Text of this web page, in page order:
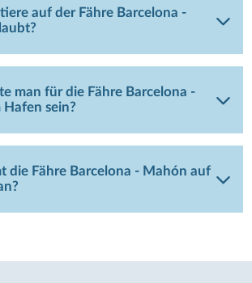
auf der Fähre Barcelona -
man für die Fähre Barcelona -
Hafen sein?
die Fähre Barcelona - Mahón auf